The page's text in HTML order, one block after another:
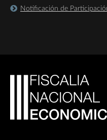
Notificación de